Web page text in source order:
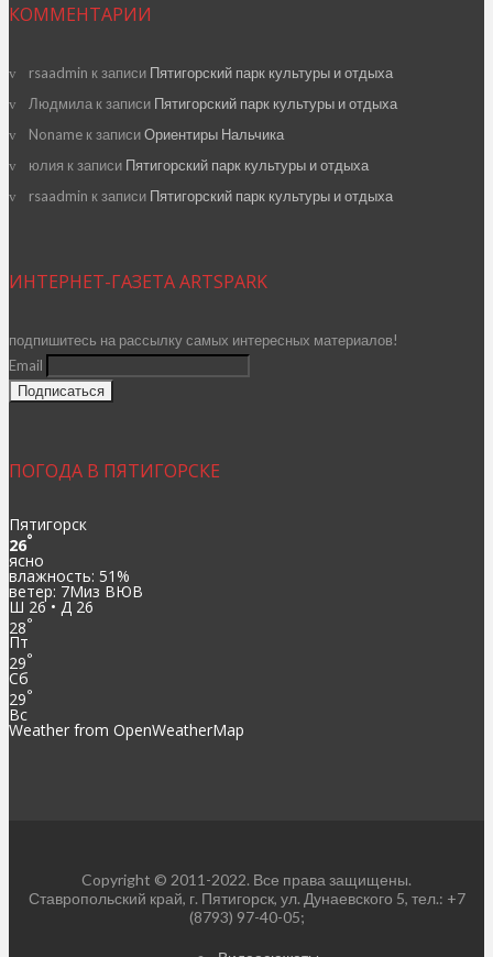
КОММЕНТАРИИ
rsaadmin к записи Пятигорский парк культуры и отдыха
Людмила к записи Пятигорский парк культуры и отдыха
Noname к записиОриентиры Нальчика
юлия к записи Пятигорский парк культуры и отдыха
rsaadmin к записи Пятигорский парк культуры и отдыха
ИНТЕРНЕТ-ГАЗЕТА ARTSPARK
подпишитесь на рассылку самых интересных материалов!
Email
ПОГОДА В ПЯТИГОРСКЕ
Пятигорск
26°
ясно
влажность: 51%
ветер: 7Миз ВЮВ
Ш 26 • Д 26
28°
Пт
29°
Сб
29°
Вс
Weather from OpenWeatherMap
Copyright © 2011-2022. Все права защищены.
Ставропольский край, г. Пятигорск, ул. Дунаевского 5, тел.: +7
(8793) 97-40-05;